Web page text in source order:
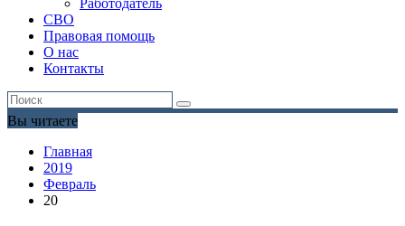
Работодатель
СВО
Правовая помощь
О нас
Контакты
Вы читаете
Главная
2019
Февраль
20